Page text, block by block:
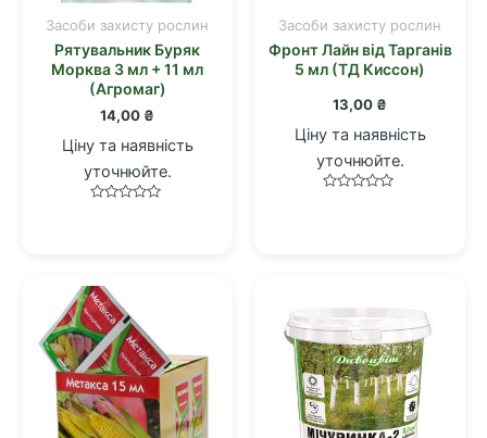
Засоби захисту рослин
Рятувальник Буряк
Морква 3 мл + 11 мл
(Агромаг)
14,00 ₴
Ціну та наявність
уточнюйте.
Засоби захисту рослин
Фронт Лайн від Тарганів
5 мл (ТД Киссон)
13,00 ₴
Ціну та наявність
уточнюйте.